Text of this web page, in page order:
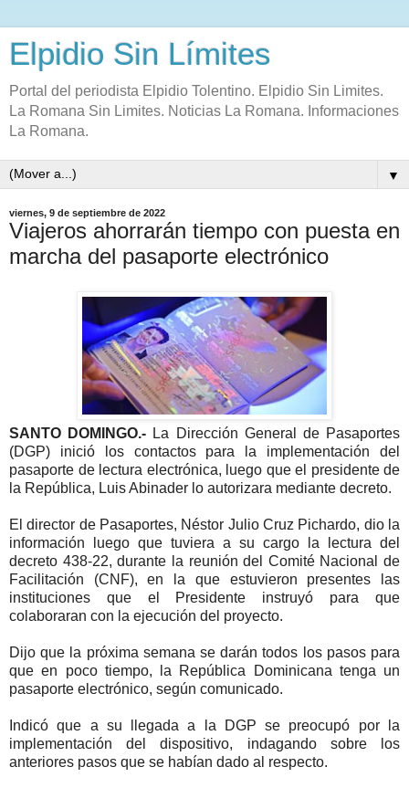
Elpidio Sin Límites
Portal del periodista Elpidio Tolentino. Elpidio Sin Limites.
La Romana Sin Limites. Noticias La Romana. Informaciones
La Romana.
▼
viernes, 9 de septiembre de 2022
Viajeros ahorrarán tiempo con puesta en
marcha del pasaporte electrónico
SANTO DOMINGO.- La Dirección General de Pasaportes
(DGP) inició los contactos para la implementación del
pasaporte de lectura electrónica, luego que el presidente de
la República, Luis Abinader lo autorizara mediante decreto.
El director de Pasaportes, Néstor Julio Cruz Pichardo, dio la
información luego que tuviera a su cargo la lectura del
decreto 438-22, durante la reunión del Comité Nacional de
Facilitación (CNF), en la que estuvieron presentes las
instituciones que el Presidente instruyó para que
colaboraran con la ejecución del proyecto.
Dijo que la próxima semana se darán todos los pasos para
que en poco tiempo, la República Dominicana tenga un
pasaporte electrónico, según comunicado.
Indicó que a su llegada a la DGP se preocupó por la
implementación del dispositivo, indagando sobre los
anteriores pasos que se habían dado al respecto.